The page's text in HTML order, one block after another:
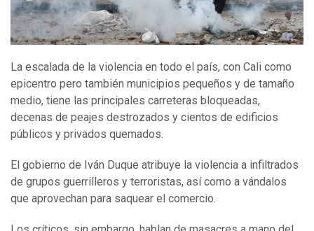
La escalada de la violencia en todo el país, con Cali como
epicentro pero también municipios pequeños y de tamaño
medio, tiene las principales carreteras bloqueadas,
decenas de peajes destrozados y cientos de edificios
públicos y privados quemados.
El gobierno de Iván Duque atribuye la violencia a infiltrados
de grupos guerrilleros y terroristas, así como a vándalos
que aprovechan para saquear el comercio.